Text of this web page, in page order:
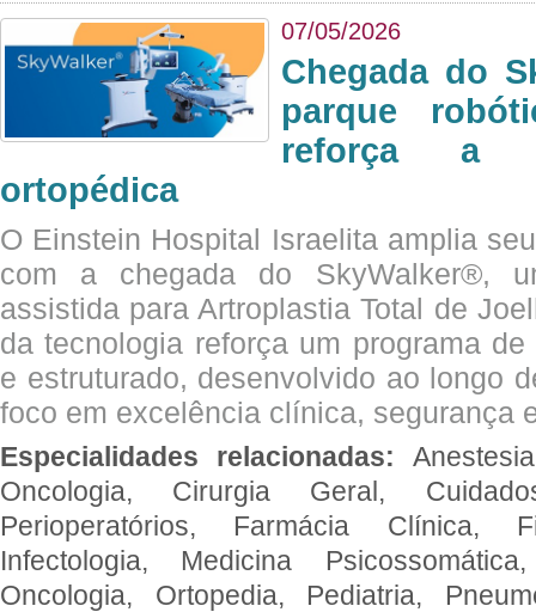
07/05/2026
Chegada do
parque
reforça a
ortopédica
O Einstein Hospital Israelita amplia
com a chegada do SkyWalker®,
assistida para Artroplastia Total de
da tecnologia reforça um programa
e estruturado, desenvolvido ao longo
foco em excelência clínica, segurança
Especialidades relacionadas:
Oncologia, Cirurgia Geral,
Perioperatórios, Farmácia Clínica,
Infectologia, Medicina
Oncologia, Ortopedia, Pediatria,